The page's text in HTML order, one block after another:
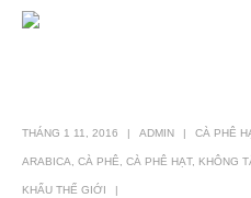
THÁNG 1 11, 2016 ADMIN CÀ PHÊ
ARABICA CÀ PHÊ CÀ PHÊ HẠT, KHÔNG
KHẨU THẾ GIỚI